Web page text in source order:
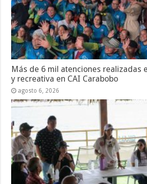
Más de 6 mil atenciones realizadas
y recreativa en CAI Carabobo
agosto 6, 2026